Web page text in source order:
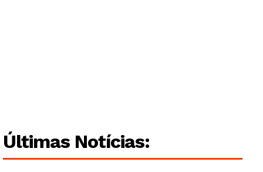
Institucional
Artigos
Últimas Notícias: